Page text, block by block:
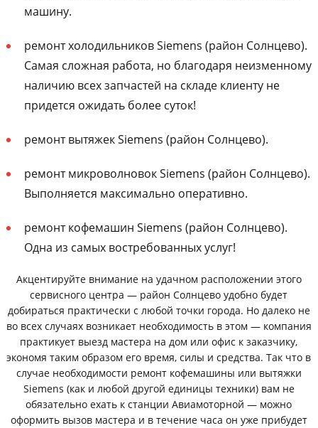
машину.
ремонт холодильников Siemens (район Солнцево).
Самая сложная работа, но благодаря неизменному
наличию всех запчастей на складе клиенту не
придется ожидать более суток!
ремонт вытяжек Siemens (район Солнцево).
ремонт микроволновок Siemens (район Солнцево).
Выполняется максимально оперативно.
ремонт кофемашин Siemens (район Солнцево).
Одна из самых востребованных услуг!
Акцентируйте внимание на удачном расположении этого
сервисного центра — район Солнцево удобно будет
добираться практически с любой точки города. Но далеко не
во всех случаях возникает необходимость в этом — компания
практикует выезд мастера на дом или офис к заказчику,
экономя таким образом его время, силы и средства. Так что в
случае необходимости ремонт кофемашины или вытяжки
Siemens (как и любой другой единицы техники) вам не
обязательно ехать к станции Авиамоторной — можно
оформить вызов мастера и в течение часа он уже прибудет